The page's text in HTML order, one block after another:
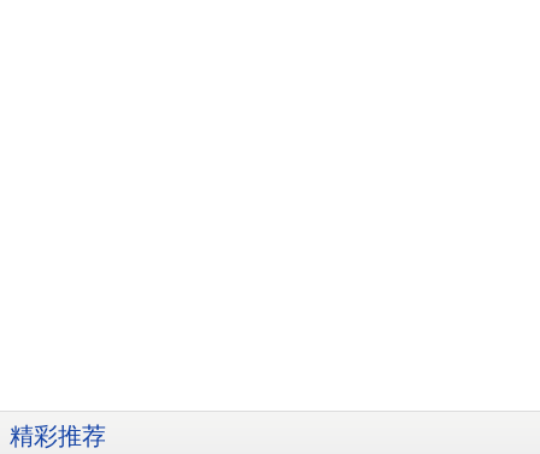
精彩推荐